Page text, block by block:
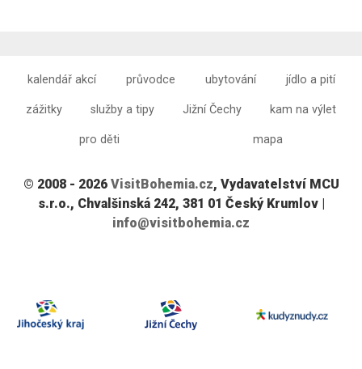
kalendář akcí průvodce ubytování jídlo a pití
zážitky služby a tipy Jižní Čechy kam na výlet
pro děti mapa
© 2008 - 2026 VisitBohemia.cz, Vydavatelství MCU
s.r.o., Chvalšinská 242, 381 01 Český Krumlov |
info@visitbohemia.cz